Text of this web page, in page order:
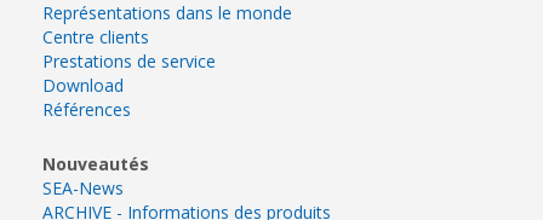
Représentations dans le monde
Centre clients
Prestations de service
Download
Références
Nouveautés
SEA-News
ARCHIVE - Informations des produits